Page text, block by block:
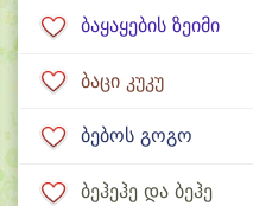
ბაყაყების ზეიმი
ბაცი კუკუ
ბებოს გოგო
ბეჰეჰე და ბეჰე